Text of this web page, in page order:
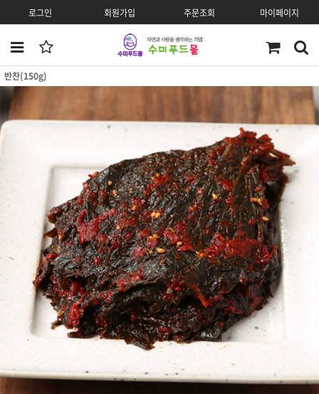
로그인 회원가입 주문조회 마이페이지
반찬(150g)